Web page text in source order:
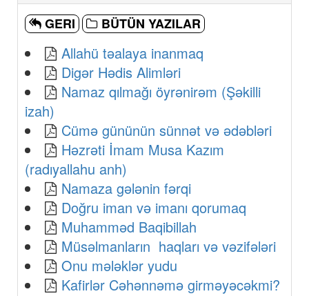
GERI BÜTÜN YAZILAR
Allahü təalaya inanmaq
Digər Hədis Alimləri
Namaz qılmağı öyrənirəm (Şəkilli
izah)
Cümə gününün sünnət və ədəbləri
Həzrəti İmam Musa Kazım
(radıyallahu anh)
Namaza gələnin fərqi
Doğru iman və imanı qorumaq
Muhamməd Baqibillah
Müsəlmanların haqları və vəzifələri
Onu mələklər yudu
Kafirlər Cəhənnəmə girməyəcəkmi?